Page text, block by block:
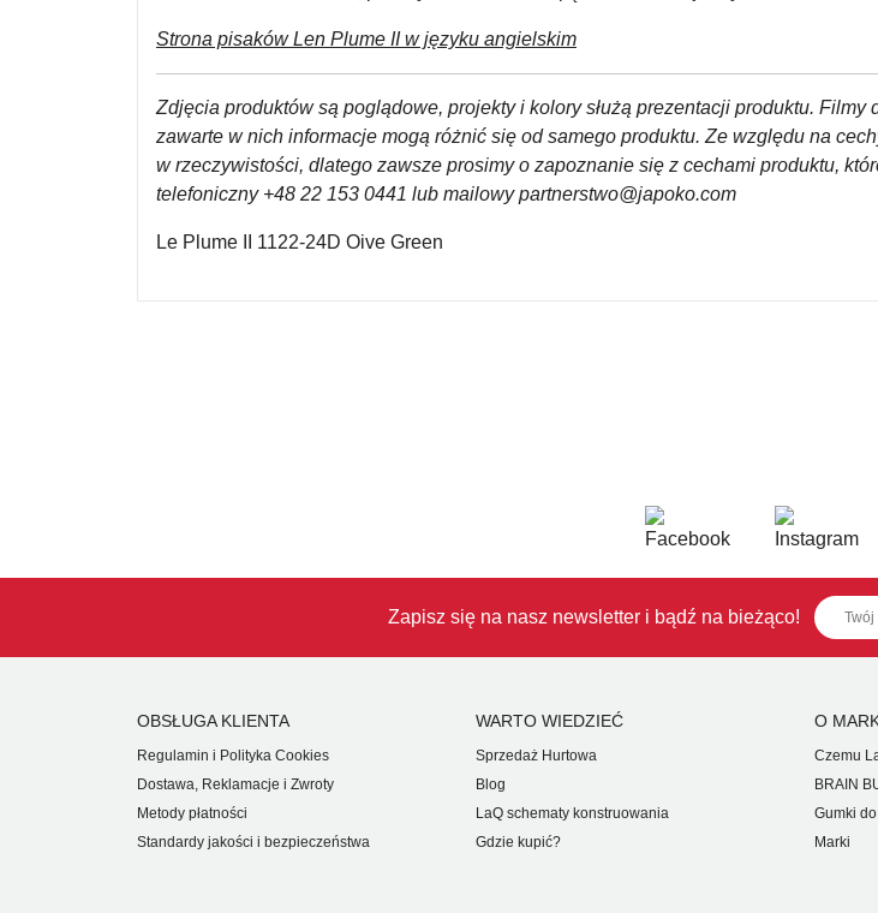
Strona pisakówLen Plume II w języku angielskim
Zdjęcia produktów są poglądowe, projekty i kolory służą prezentacji produktu. Filmy
zawarte w nich informacje mogą różnić się od samego produktu. Ze względu na
w rzeczywistości, dlatego zawsze prosimy o zapoznanie się z cechami produktu,
telefoniczny +48 22 153 0441 lub mailowy partnerstwo@japoko.com
Le Plume II 1122-24D Oive Green
Zapisz się na nasz newsletter i bądź na bieżąco!
OBSŁUGA KLIENTA
Regulamin i Polityka Cookies
Dostawa, Reklamacje i Zwroty
Metody płatności
Standardy jakości i bezpieczeństwa
WARTO WIEDZIEĆ
Sprzedaż Hurtowa
Blog
LaQ schematy konstruowania
Gdzie kupić?
O
Czemu
BRAIN
Gumki
Marki